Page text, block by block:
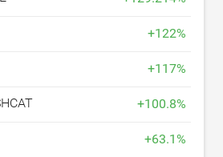
+122%
+117%
+100.8%
+63.1%